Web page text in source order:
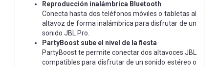
Reproducción inalámbrica Bluetooth
Conecta hasta dos teléfonos móviles o tabletas al
altavoz de forma inalámbrica para disfrutar de un
sonido JBL Pro.
PartyBoost sube el nivel de la fiesta
PartyBoost te permite conectar dos altavoces JBL
compatibles para disfrutar de un sonido estéreo o